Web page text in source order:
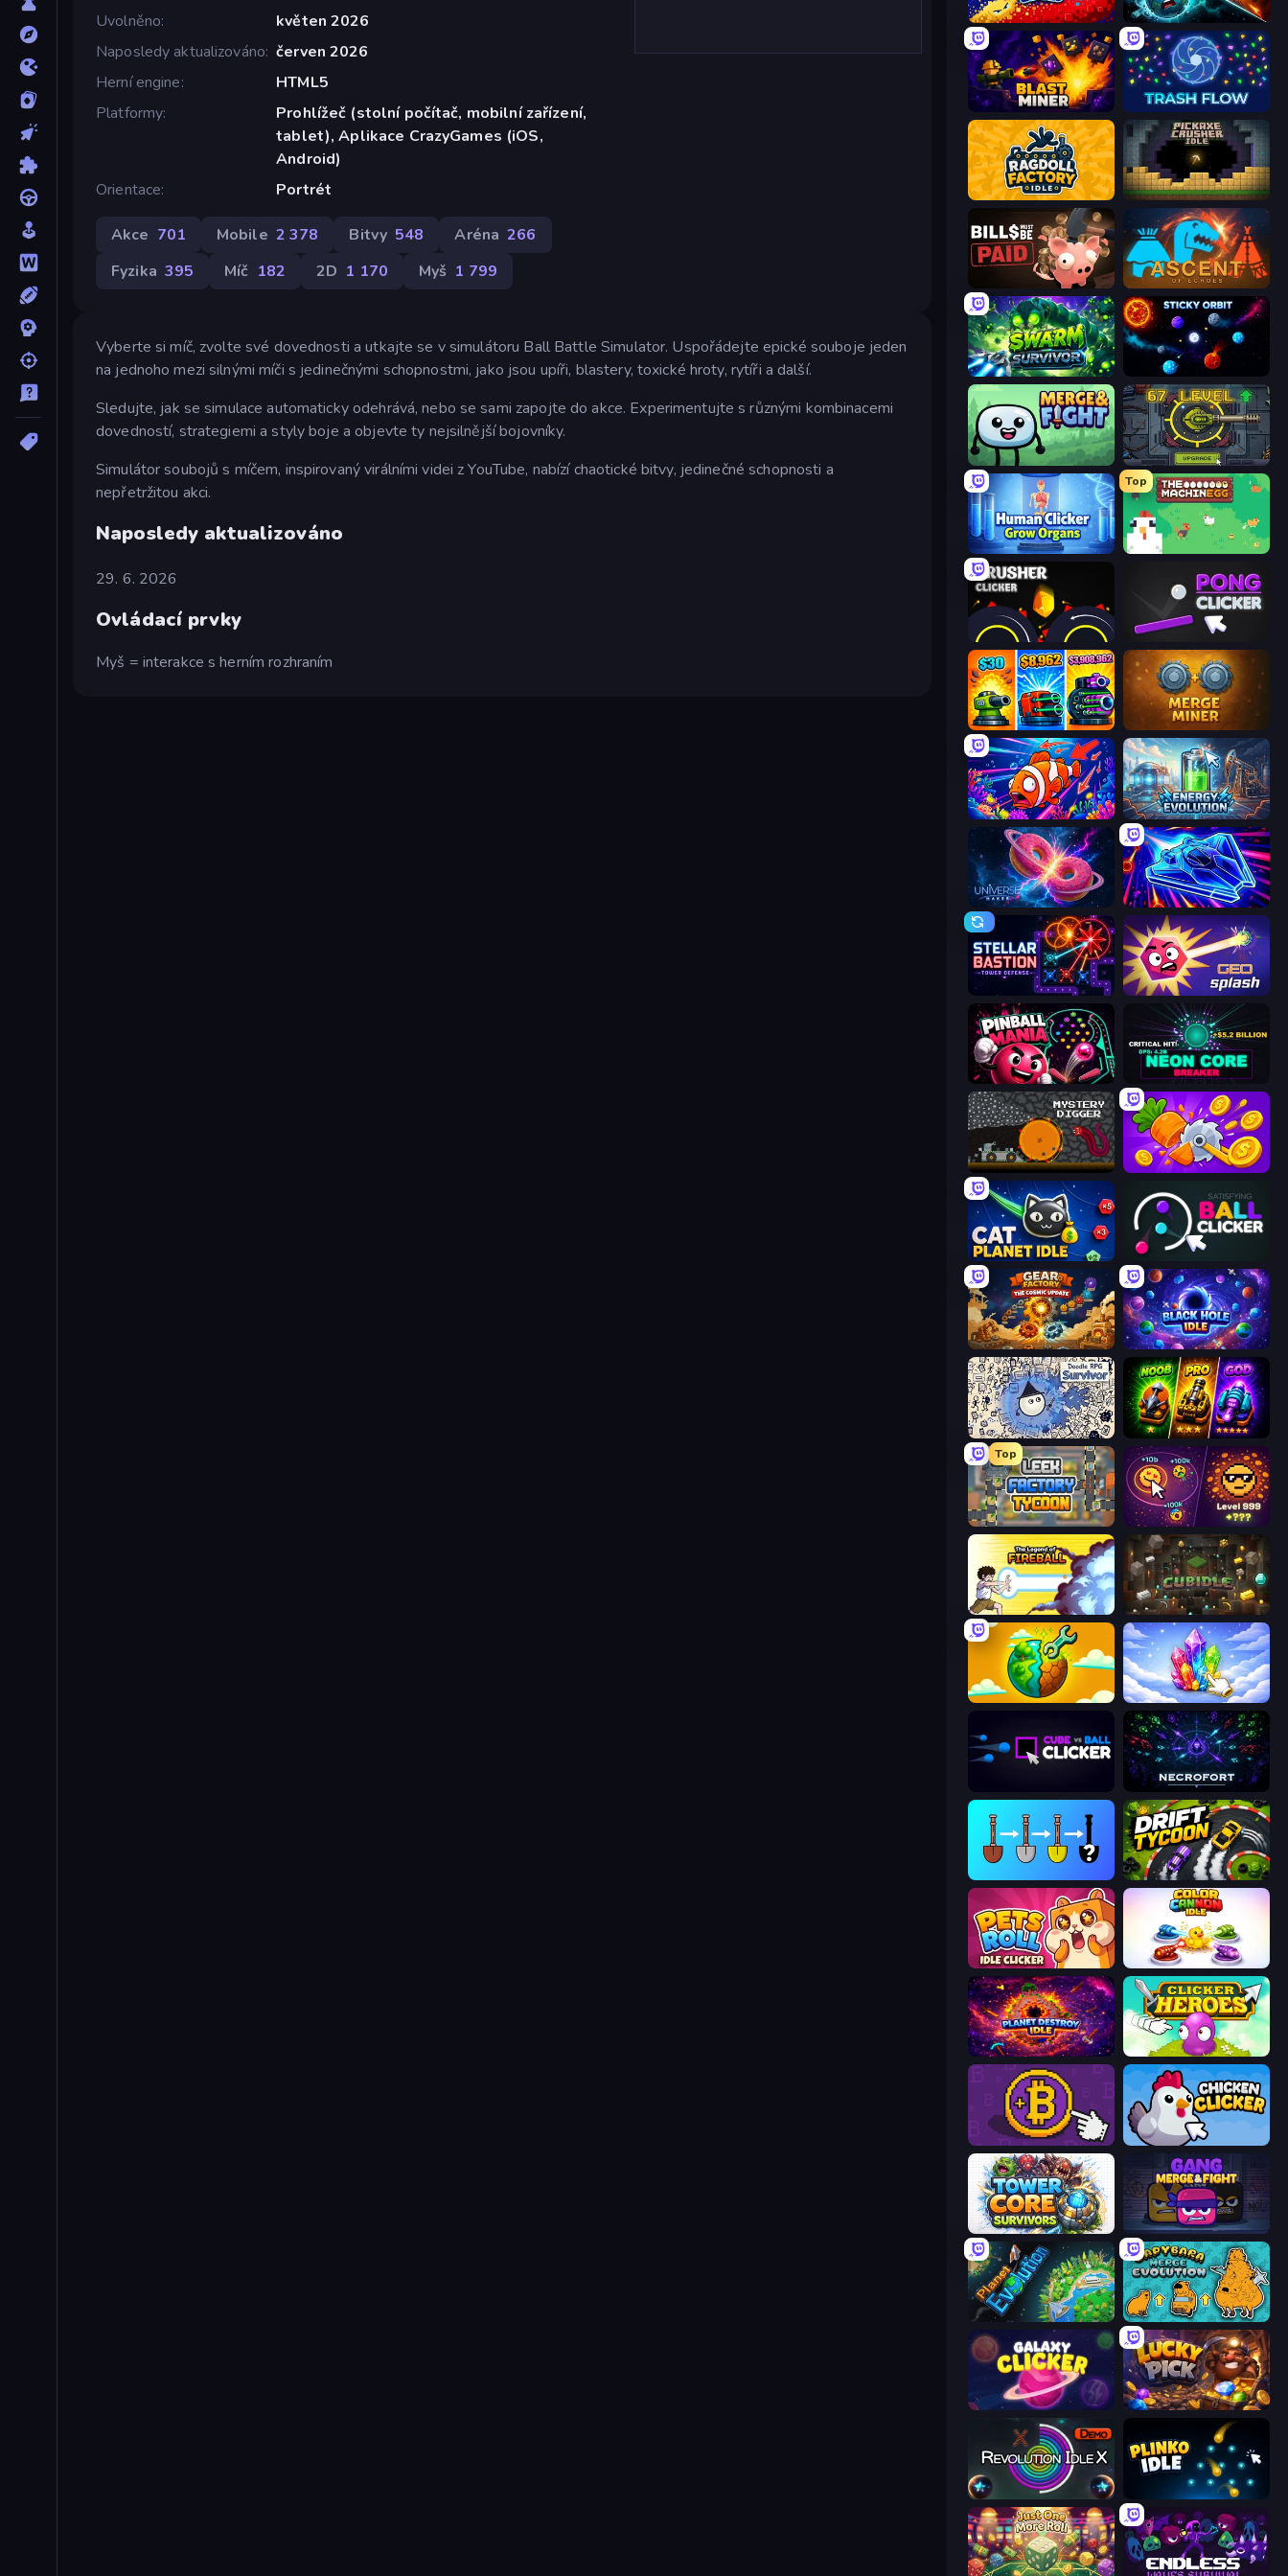
Uvolněno
květen 2026
Naposledy aktualizováno červen 2026
Herní engine
HTML5
Platformy
Prohlížeč (stolní počítač, mobilní zařízení,
tablet), Aplikace CrazyGames (iOS,
Android)
Orientace
Portrét
Akce 701 Mobile 2 378 Bitvy 548 Aréna 266
Fyzika 395 Míč 182 2D 1 170 Myš 1 799
Vyberte si míč, zvolte své dovednosti a utkajte se v simulátoru Ball Battle Simulator. Uspořádejte epické souboje jeden
na jednoho mezi silnými míči s jedinečnými schopnostmi, jako jsou upíři, blastery, toxické hroty, rytíři a další.
Sledujte, jak se simulace automaticky odehrává, nebo se sami zapojte do akce. Experimentujte s různými kombinacemi
dovedností, strategiemi a styly boje a objevte ty nejsilnější bojovníky.
Simulátor soubojů s míčem, inspirovaný virálními videi z YouTube, nabízí chaotické bitvy, jedinečné schopnosti a
nepřetržitou akci.
Naposledy aktualizováno
29. 6. 2026
Ovládací prvky
Myš = interakce s herním rozhraním
Liquid Swarm PlanetCrush 2
Blast Miner Trash Flow
Ragdoll Factory Idle Pickaxe Crusher Idle
Bills Must Be Paid Ascent of Echoes
Swarm Survivor Sticky Orbit
Merge & Fight Tank Evolution
Human Clicker: Grow Organs
Top
The MachinEGG
Crusher Clicker Pong Clicker
Pumpkin Defense: Merge Cannon Merge Miner
Fish Catch Idle Energy Evolution
Universe Maker Stellar Swarm
Stellar Bastion GEOsplash
Pinball Mania Neon Core Breaker
Mystery Digger Farm Ring Idle
Cat Planet Idle Satisfying Ball Clicker
Gear Factory Black Hole Idle
Doodle RPG Survivor Merge Survival
Top
Leek Factory Tycoon Dominate All Shapes
Legend Of Fireball Cubidle
Land Explorers: Merge & Build Crystalia Idle Clicker
Necrofort
Drift Tycoon
Pets Roll: Idle Clicker Color Cannon Idle
Planet Destroy Idle Clicker Heroes
Money Maker Chicken Clicker
Tower Core Survivors Gang Merge & Fight
Planet Evolution: Idle Clicker Capybara Merge Evolution
Galaxy Clicker Lucky Pick
Revolution Idle X Plinko Idle